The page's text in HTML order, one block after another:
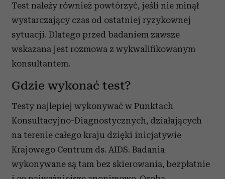
Test należy również powtórzyć, jeśli nie minął
wystarczający czas od ostatniej ryzykownej
sytuacji. Dlatego przed badaniem zawsze
wskazana jest rozmowa z wykwalifikowanym
konsultantem.
Gdzie wykonać test?
Testy najlepiej wykonywać w Punktach
Konsultacyjno-Diagnostycznych, działających
na terenie całego kraju dzięki inicjatywie
Krajowego Centrum ds. AIDS. Badania
wykonywane są tam bez skierowania, bezpłatnie